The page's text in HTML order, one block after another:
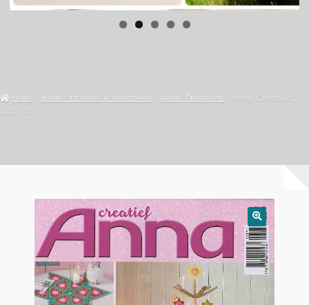
Home mode, trends & patronen Anna Creatief
Anna Creatief
2025/71
🔍